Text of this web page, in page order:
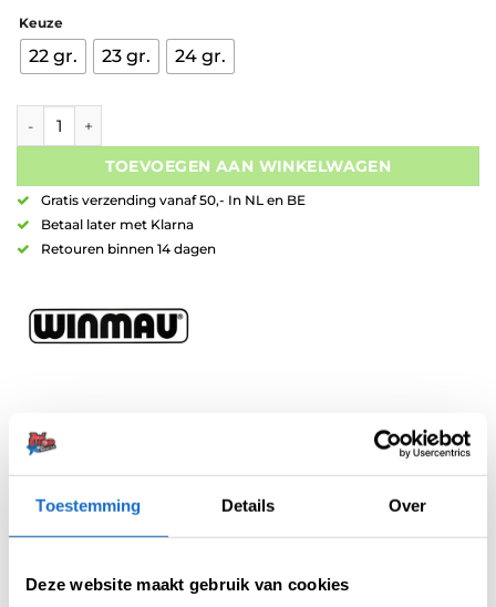
Toestemming Details Over
Deze website maakt gebruik van cookies
Keuze
22 gr. 23 gr. 24 gr.
Winmau Michael Van Gerwen Design Adrenalin 90% Tungsten
TOEVOEGEN AAN WINKELWAGEN
Gratis verzending vanaf 50,- In NL en BE
Betaal later met Klarna
Retouren binnen 14 dagen
Artikelnummer:
Michael van Gerwen